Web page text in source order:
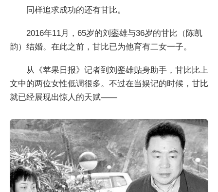
同样追求成功的还有甘比。
2016年11月，65岁的刘銮雄与36岁的甘比（陈凯
韵）结婚。在此之前，甘比已为他育有二女一子。
从《苹果日报》记者到刘銮雄贴身助手，甘比比上
文中的两位女性低调很多。不过在当娱记的时候，甘比
就已经展现出惊人的天赋——